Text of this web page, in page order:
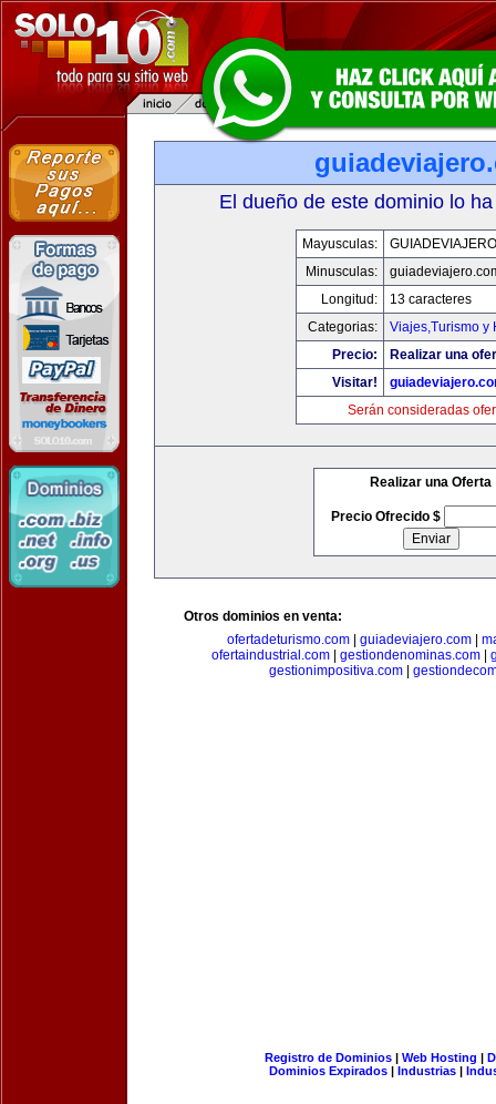
El dueño de este dominio lo
Mayusculas:
Minusculas:
Longitud:
13 caracteres
Categorias:
Viajes,Turismo y
Precio:
Realizar una
Visitar!
Serán consideradas
Realizar una Oferta
Precio Ofrecido $
Otros dominios en venta:
ofertadeturismo.com| guiadeviajero.com|
ofertaindustrial.com| gestiondenominas.com|
gestionimpositiva.com
Registro de Dominios| Web Hosting |
Dominios Expirados | Industrias |